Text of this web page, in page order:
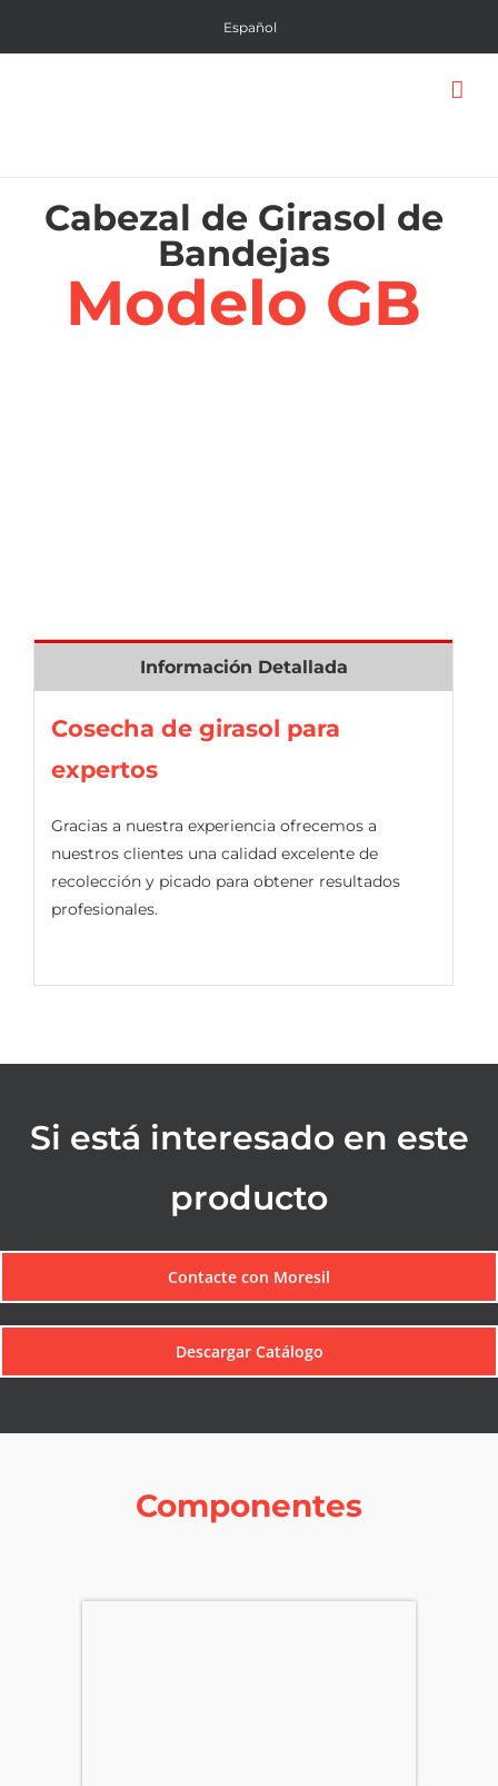
Español
Cabezal de Girasol de
Bandejas
Modelo GB
Información Detallada
Cosecha de girasol para
expertos
Gracias a nuestra experiencia ofrecemos a
nuestros clientes una calidad excelente de
recolección y picado para obtener resultados
profesionales.
Si está interesado en este
producto
Contacte con Moresil
Descargar Catálogo
Componentes